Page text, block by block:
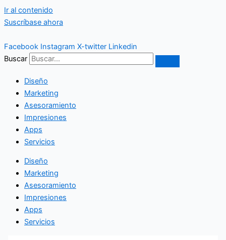
Ir al contenido
Suscríbase ahora
Facebook Instagram X-twitter Linkedin
Buscar
Diseño
Marketing
Asesoramiento
Impresiones
Apps
Servicios
Diseño
Marketing
Asesoramiento
Impresiones
Apps
Servicios